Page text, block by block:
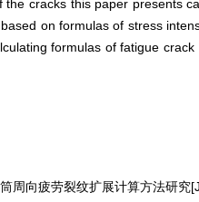
cracks this paper presents
on formulas of stress
formulas of fatigue
周向疲劳裂纹扩展计算方法研